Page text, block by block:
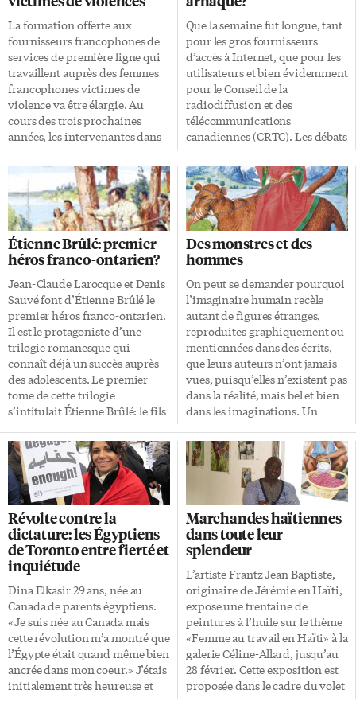
La formation offerte aux
fournisseurs francophones de
services de première ligne qui
travaillent auprès des femmes
francophones victimes de
violence va être élargie. Au
cours des trois prochaines
années, les intervenantes dans
d’aide et de lutte contre les
agressions à caractère sexuel et
les organismes
communautaires qui servent les
communautés francophones
recevront une formation par le
biais de séances en tête-à-tête et
de nouveaux supports tels le
Web et les balados-diffusion.
Cette formation permettra aux
intervenantes d’offrir de
meilleurs services et de
comprendre les problèmes
émergents, notamment les
problèmes de santé mentale et
de […]
Que la semaine fut longue, tant
pour les gros fournisseurs
d’accès à Internet, que pour les
utilisateurs et bien évidemment
pour le Conseil de la
radiodiffusion et des
télécommunications
canadiennes (CRTC). Les débats
ont soudé les internautes contre
les géants des télécoms. Les
politiques ont également fait
leur entrée dans la bataille Le 25
janvier dernier, le CRTC prenait
la décision d’obliger les petits
fournisseurs d’accès à Internet à
facturer leurs clients selon leur
utilisation. Sourire sur la face
de Bell, Telus et Rogers,
grimace du côté des clients et
des petits revendeurs. Le 31 […]
Étienne Brûlé: premier
héros franco-ontarien?
Jean-Claude Larocque et Denis
Sauvé font d’Étienne Brûlé le
premier héros franco-ontarien.
Il est le protagoniste d’une
trilogie romanesque qui
connaît déjà un succès auprès
des adolescents. Le premier
tome de cette trilogie
s’intitulait Étienne Brûlé: le fils
l’arrivée du jeune homme dans
le Nouveau Monde. Le second
tome a paru l’automne dernier
sous le titre d’Étienne Brûlé: le
fils des Hurons et il décrit
l’exploration de l’immense
région des Grands Lacs. Dès le
début de ce deuxième tome,
Étienne Brûlé devient un vrai
Huron de la tribu de l’Ours
lorsqu’il est adopté par une
famille […]
Des monstres et des
hommes
On peut se demander pourquoi
l’imaginaire humain recèle
autant de figures étranges,
reproduites graphiquement ou
mentionnées dans des écrits,
que leurs auteurs n’ont jamais
vues, puisqu’elles n’existent pas
dans la réalité, mais bel et bien
dans les imaginations. Un
imaginaire est peuplé d’êtres
étranges, qu’il s’agisse
d’humains déformés ou aux
étranges appellations, comme
les hommes-scorpions de
l’Épopée de Gilgamesh, ou
d’animaux qui composent un
bestiaire extraordinaire dont
on a rarement l’occasion de voir
des représentations. Un
surprenant livre comble cette
lacune et suscite aussi la
réflexion: Christopher Dell.
Monstres. Un bestiaire de
l’étrange, Seuil, 2010, 192 […]
Révolte contre la
dictature: les Égyptiens
de Toronto entre fierté et
inquiétude
Dina Elkasir 29 ans, née au
Canada de parents égyptiens.
«Je suis née au Canada mais
cette révolution m’a montré que
l’Égypte était quand même bien
ancrée dans mon coeur.» J’étais
initialement très heureuse et
fière que les Égyptiens aient
Marchandes haïtiennes
dans toute leur
splendeur
L’artiste Frantz Jean Baptiste,
originaire de Jérémie en Haïti,
expose une trentaine de
peintures à l’huile sur le thème
«Femme au travail en Haïti» à la
galerie Céline-Allard, jusqu’au
28 février. Cette exposition est
proposée dans le cadre du volet